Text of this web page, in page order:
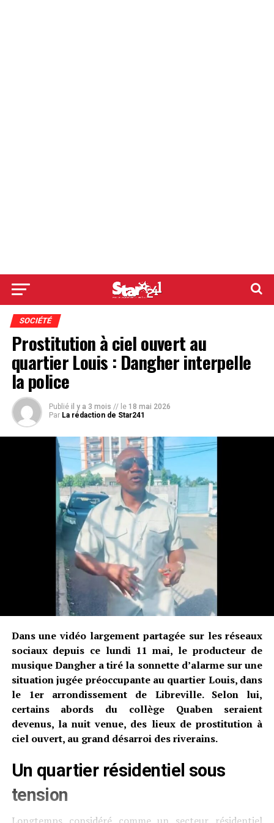
SOCIÉTÉ
Prostitution à ciel ouvert au
quartier Louis : Dangher interpelle
la police
Publié il y a 3 mois // le 18 mai 2026
Par La rédaction de Star241
Dans une vidéo largement partagée sur les réseaux
sociaux depuis ce lundi 11 mai, le producteur de
musique Dangher a tiré la sonnette d’alarme sur une
situation jugée préoccupante au quartier Louis, dans
le 1er arrondissement de Libreville. Selon lui,
certains abords du collège Quaben seraient
devenus, la nuit venue, des lieux de prostitution à
ciel ouvert, au grand désarroi des riverains.
Un quartier résidentiel sous
tension